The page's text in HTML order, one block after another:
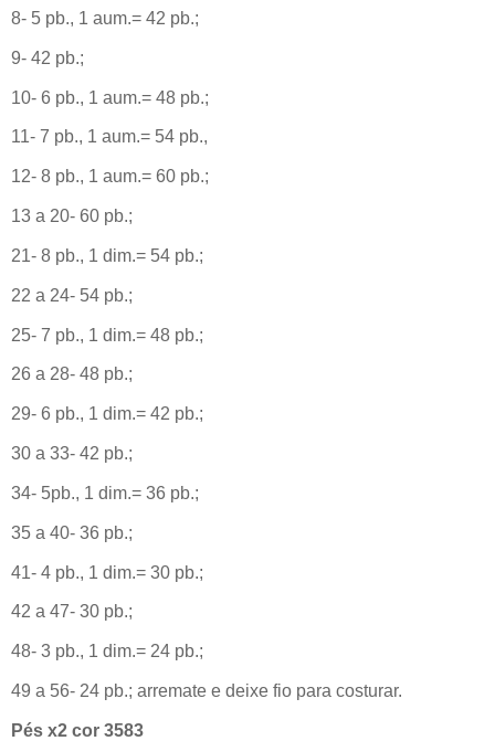
8- 5 pb., 1 aum.= 42 pb.;
9- 42 pb.;
10- 6 pb., 1 aum.= 48 pb.;
11- 7 pb., 1 aum.= 54 pb.,
12- 8 pb., 1 aum.= 60 pb.;
13 a 20- 60 pb.;
21- 8 pb., 1 dim.= 54 pb.;
22 a 24- 54 pb.;
25- 7 pb., 1 dim.= 48 pb.;
26 a 28- 48 pb.;
29- 6 pb., 1 dim.= 42 pb.;
30 a 33- 42 pb.;
34- 5pb., 1 dim.= 36 pb.;
35 a 40- 36 pb.;
41- 4 pb., 1 dim.= 30 pb.;
42 a 47- 30 pb.;
48- 3 pb., 1 dim.= 24 pb.;
49 a 56- 24 pb.; arremate e deixe fio para costurar.
Pés x2 cor 3583